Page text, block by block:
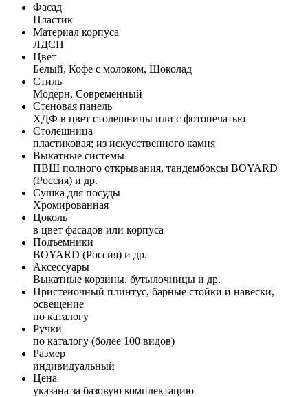
Фасад
Пластик
Материал корпуса
ЛДСП
Цвет
Белый, Кофе с молоком, Шоколад
Стиль
Модерн, Современный
Стеновая панель
ХДФ в цвет столешницы или с фотопечатью
Столешница
пластиковая; из искусственного камня
Выкатные системы
ПВШ полного открывания, тандембоксы BOYARD
(Россия) и др.
Сушка для посуды
Хромированная
Цоколь
в цвет фасадов или корпуса
Подъемники
BOYARD (Россия) и др.
Аксессуары
Выкатные корзины, бутылочницы и др.
Пристеночный плинтус, барные стойки и навески,
освещение
по каталогу
Ручки
по каталогу (более 100 видов)
Размер
индивидуальный
Цена
указана за базовую комплектацию